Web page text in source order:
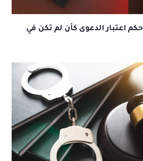
اعتبار الدعوى كأن لم تكن في